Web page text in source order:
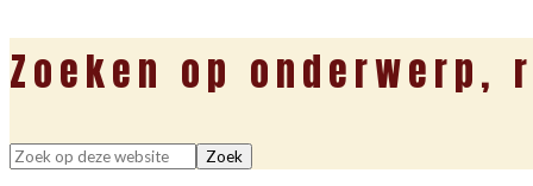
Zoeken op onderwerp,
Zoek